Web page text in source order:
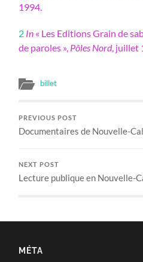
1994.
2 In « Les Editions Grain de
de paroles », Pôles Nord, juillet
billet
PREVIOUS POST
Documentaires de Nouvelle-
NEXT POST
Lecture publique en Nouvelle-
MÉTA